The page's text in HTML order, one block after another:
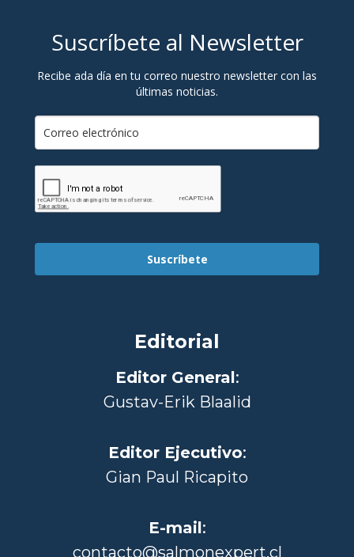
Suscríbete al Newsletter
Recibe ada día en tu correo nuestro newsletter con las
últimas noticias.
Suscríbete
Editorial
Editor General:
Gustav-Erik Blaalid
Editor Ejecutivo:
Gian Paul Ricapito
E-mail:
contacto@salmonexpert.cl